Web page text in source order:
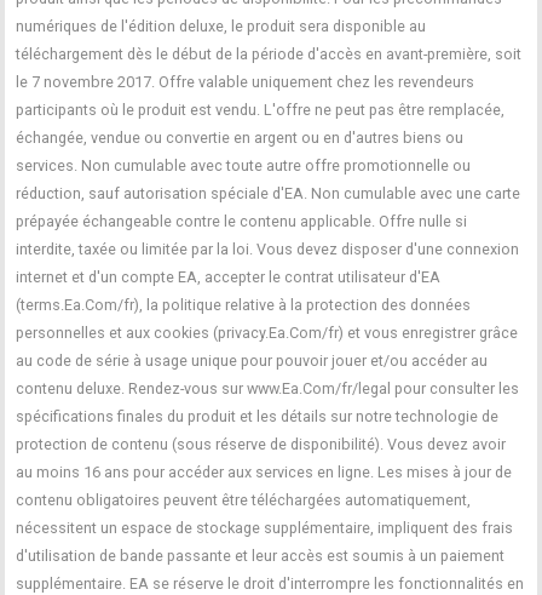
numériques de l'édition deluxe, le produit sera disponible au
téléchargement dès le début de la période d'accès en avant-première, soit
le 7 novembre 2017. Offre valable uniquement chez les revendeurs
participants où le produit est vendu. L'offre ne peut pas être remplacée,
échangée, vendue ou convertie en argent ou en d'autres biens ou
services. Non cumulable avec toute autre offre promotionnelle ou
réduction, sauf autorisation spéciale d'EA. Non cumulable avec une carte
prépayée échangeable contre le contenu applicable. Offre nulle si
interdite, taxée ou limitée par la loi. Vous devez disposer d'une connexion
internet et d'un compte EA, accepter le contrat utilisateur d'EA
(terms.Ea.Com/fr), la politique relative à la protection des données
personnelles et aux cookies (privacy.Ea.Com/fr) et vous enregistrer grâce
au code de série à usage unique pour pouvoir jouer et/ou accéder au
contenu deluxe. Rendez-vous sur www.Ea.Com/fr/legal pour consulter les
spécifications finales du produit et les détails sur notre technologie de
protection de contenu (sous réserve de disponibilité). Vous devez avoir
au moins 16 ans pour accéder aux services en ligne. Les mises à jour de
contenu obligatoires peuvent être téléchargées automatiquement,
nécessitent un espace de stockage supplémentaire, impliquent des frais
d'utilisation de bande passante et leur accès est soumis à un paiement
supplémentaire. EA se réserve le droit d'interrompre les fonctionnalités en